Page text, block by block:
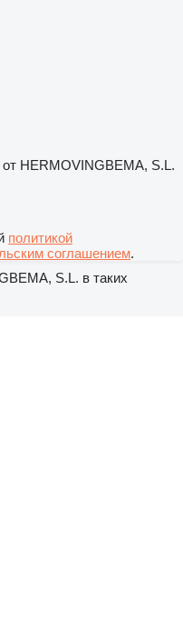
HERMOVINGBEMA, S.L.
политикой
соглашением.
S.L. в таких